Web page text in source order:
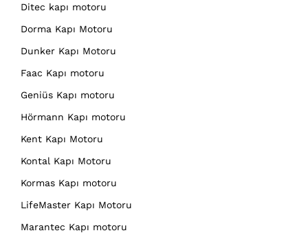
Ditec kapı motoru
Dorma Kapı Motoru
Dunker Kapı Motoru
Faac Kapı motoru
Geniüs Kapı motoru
Hörmann Kapı motoru
Kent Kapı Motoru
Kontal Kapı Motoru
Kormas Kapı motoru
LifeMaster Kapı Motoru
Marantec Kapı motoru